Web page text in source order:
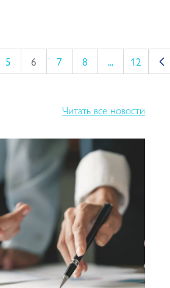
5 6 7 8 ... 12
Читать все новости